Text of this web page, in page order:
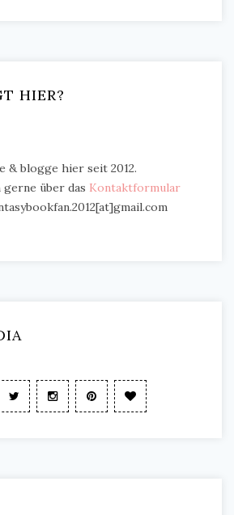
HIER?
& blogge hier seit 2012.
über das Kontaktformular